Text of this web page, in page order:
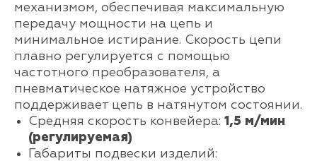
механизмом, обеспечивая максимальную
передачу мощности на цепь и
минимальное истирание. Скорость цепи
плавно регулируется с помощью
частотного преобразователя, а
пневматическое натяжное устройство
поддерживает цепь в натянутом состоянии.
Средняя скорость конвейера: 1,5 м/мин
(регулируемая)
Габариты подвески изделий: